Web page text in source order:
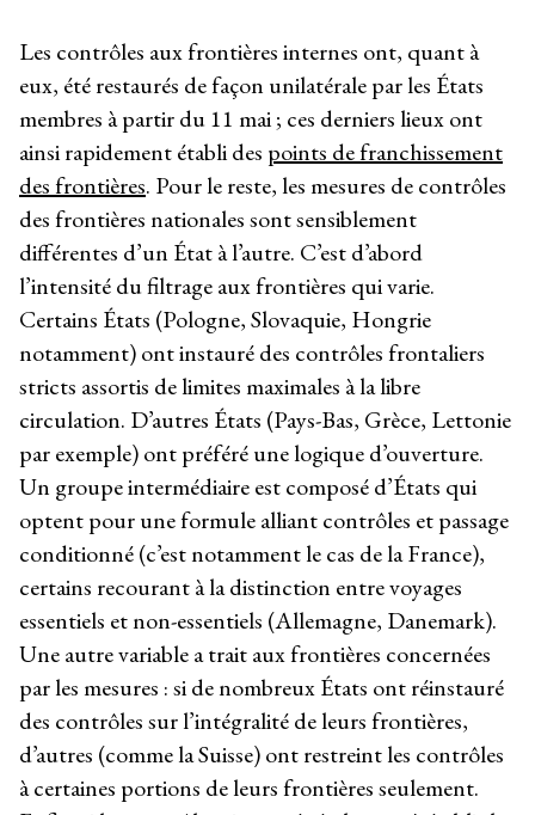
Les contrôles aux frontières internes ont, quant à
eux, été restaurés de façon unilatérale par les États
membres à partir du 11 mai ; ces derniers lieux ont
ainsi rapidement établi des points de franchissement
des frontières. Pour le reste, les mesures de contrôles
des frontières nationales sont sensiblement
différentes d’un État à l’autre. C’est d’abord
l’intensité du filtrage aux frontières qui varie.
Certains États (Pologne, Slovaquie, Hongrie
notamment) ont instauré des contrôles frontaliers
stricts assortis de limites maximales à la libre
circulation. D’autres États (Pays-Bas, Grèce, Lettonie
par exemple) ont préféré une logique d’ouverture.
Un groupe intermédiaire est composé d’États qui
optent pour une formule alliant contrôles et passage
conditionné (c’est notamment le cas de la France),
certains recourant à la distinction entre voyages
essentiels et non-essentiels (Allemagne, Danemark).
Une autre variable a trait aux frontières concernées
par les mesures : si de nombreux États ont réinstauré
des contrôles sur l’intégralité de leurs frontières,
d’autres (comme la Suisse) ont restreint les contrôles
à certaines portions de leurs frontières seulement.